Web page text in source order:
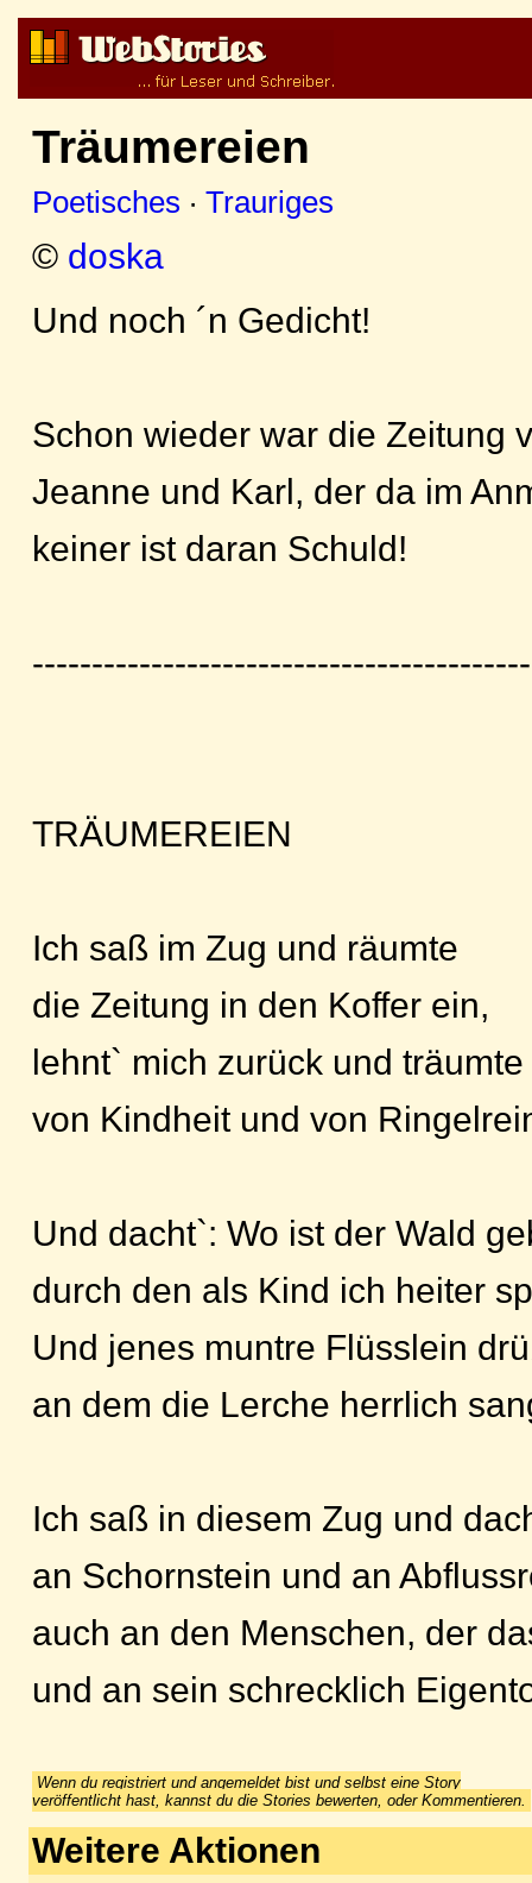
Träumereien
Poetisches · Trauriges
© doska
Und noch ´n Gedicht!
Schon wieder war die Zeitung
Jeanne und Karl, der da im
keiner ist daran Schuld!
TRÄUMEREIEN
Ich saß im Zug und räumte
die Zeitung in den Koffer ein,
lehnt` mich zurück und träumte
von Kindheit und von
Und dacht`: Wo ist der Wald
durch den als Kind ich heiter
Und jenes muntre Flüsslein
an dem die Lerche herrlich
Ich saß in diesem Zug und
an Schornstein und an
auch an den Menschen, der
und an sein schrecklich
Wenn du registriert und angemeldet bist und selbst eine Story
veröffentlicht hast, kannst du die Stories bewerten, oder Kommentieren.
Weitere Aktionen